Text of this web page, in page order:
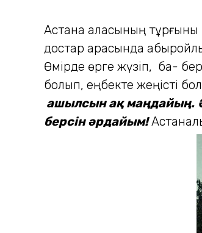
Астана қаласының
достар арасында
Өмірде өрге жүзіп, бақ-
болып, еңбекте жеңісті
ашылсын ақ маңдайың.
берсін әрдайым!